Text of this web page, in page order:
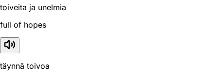
toiveita ja unelmia
full of hopes
täynnä toivoa